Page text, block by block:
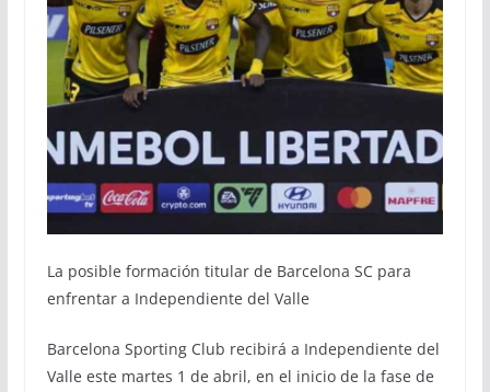
La posible formación titular de Barcelona SC para
enfrentar a Independiente del Valle
Barcelona Sporting Club recibirá a Independiente del
Valle este martes 1 de abril, en el inicio de la fase de